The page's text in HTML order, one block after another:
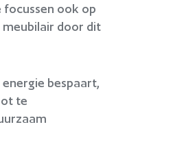
focussen ook op
meubilair door dit
bespaart,
te